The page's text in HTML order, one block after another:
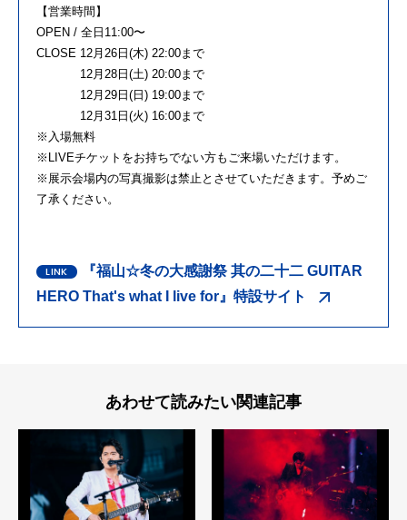
【営業時間】
OPEN / 全日11:00〜
CLOSE 12月26日(木) 22:00まで
12月28日(土) 20:00まで
12月29日(日) 19:00まで
12月31日(火) 16:00まで
※入場無料
※LIVEチケットをお持ちでない方もご来場いただけます。
※展示会場内の写真撮影は禁止とさせていただきます。予めご
了承ください。
『福山☆冬の大感謝祭 其の二十二 GUITAR
HERO That's what I live for』特設サイト
あわせて読みたい関連記事